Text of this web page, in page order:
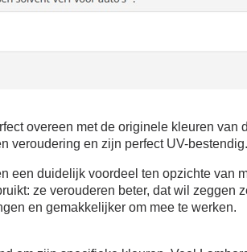
Betaling in 4x gratis
Verzamel
5€ korting op
Schrijf je in voor
overeen met de originele kleuren van
veroudering en zijn perfect UV-bestendig.
een duidelijk voordeel ten opzichte van
ze verouderen beter, dat wil zeggen
en gemakkelijker om mee te werken.